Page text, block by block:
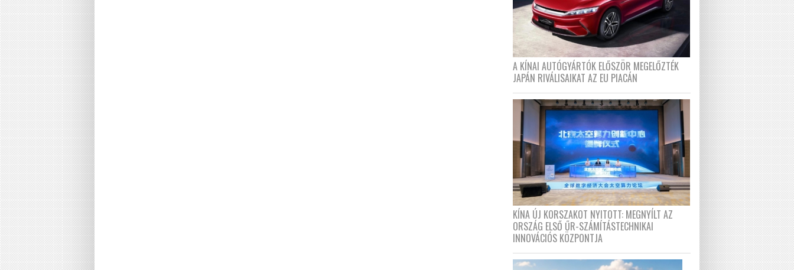
A KÍNAI AUTÓGYÁRTÓK ELŐSZÖR MEGELŐZTÉK
JAPÁN RIVÁLISAIKAT AZ EU PIACÁN
KÍNA ÚJ KORSZAKOT NYITOTT: MEGNYÍLT AZ
ORSZÁG ELSŐ ŰR-SZÁMÍTÁSTECHNIKAI
INNOVÁCIÓS KÖZPONTJA